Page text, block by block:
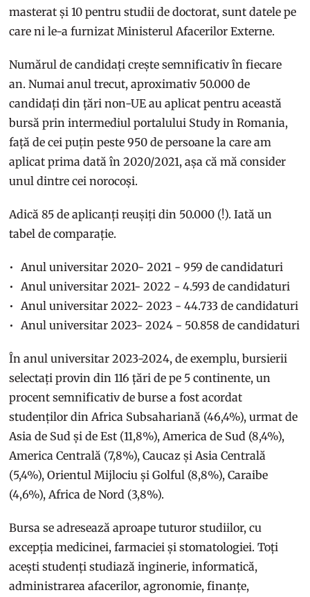
masterat și 10 pentru studii de doctorat, sunt datele pe
care ni le-a furnizat Ministerul Afacerilor Externe.
Numărul de candidați crește semnificativ în fiecare
an. Numai anul trecut, aproximativ 50.000 de
candidați din țări non-UE au aplicat pentru această
bursă prin intermediul portalului Study in Romania,
față de cei puțin peste 950 de persoane la care am
aplicat prima dată în 2020/2021, așa că mă consider
unul dintre cei norocoși.
Adică 85 de aplicanți reușiți din 50.000 (!). Iată un
tabel de comparație.
Anul universitar 2020- 2021 - 959 de candidaturi
Anul universitar 2021- 2022 - 4.593 de candidaturi
Anul universitar 2022- 2023 - 44.733 de candidaturi
Anul universitar 2023- 2024 - 50.858 de candidaturi
În anul universitar 2023-2024, de exemplu, bursierii
selectați provin din 116 țări de pe 5 continente, un
procent semnificativ de burse a fost acordat
studenților din Africa Subsahariană (46,4%), urmat de
Asia de Sud și de Est (11,8%), America de Sud (8,4%),
America Centrală (7,8%), Caucaz și Asia Centrală
(5,4%), Orientul Mijlociu și Golful (8,8%), Caraibe
(4,6%), Africa de Nord (3,8%).
Bursa se adresează aproape tuturor studiilor, cu
excepția medicinei, farmaciei și stomatologiei. Toți
acești studenți studiază inginerie, informatică,
administrarea afacerilor, agronomie, finanțe,